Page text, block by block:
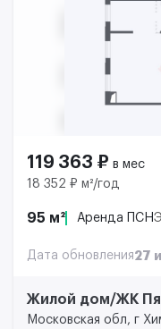
119 363 ₽ в мес
18 352 ₽ м²/год
95 м² Аренда ПСН
Дата обновления27
Жилой дом/ЖК
Московская обл, г